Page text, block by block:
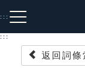
到
主
:::
:::
返回詞條